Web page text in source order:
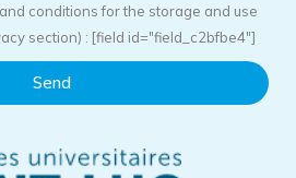
conditions for the storage and use
section) : [field id="field_c2bfbe4"]
Send